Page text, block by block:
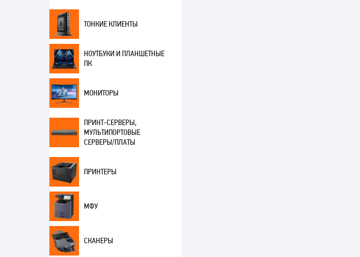
ТОНКИЕ КЛИЕНТЫ
НОУТБУКИ И ПЛАНШЕТНЫЕ
ПК
МОНИТОРЫ
ПРИНТ-СЕРВЕРЫ,
МУЛЬТИПОРТОВЫЕ
СЕРВЕРЫ/ПЛАТЫ
ПРИНТЕРЫ
МФУ
СКАНЕРЫ